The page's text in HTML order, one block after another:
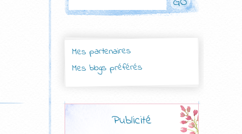
Mes partenaires
Mes blogs préférés
Publicité